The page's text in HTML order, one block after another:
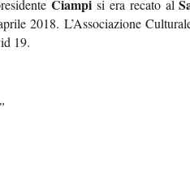
Ciampisi era recato al
2018. L’Associazione
19.